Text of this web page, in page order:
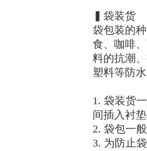
▍袋装货
袋包装的
食、咖啡
料的抗潮
塑料等防
1. 袋装货
间插入衬
2. 袋包一
3. 为防止